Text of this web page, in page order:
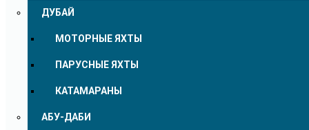
ДУБАЙ
МОТОРНЫЕ ЯХТЫ
ПАРУСНЫЕ ЯХТЫ
КАТАМАРАНЫ
АБУ-ДАБИ